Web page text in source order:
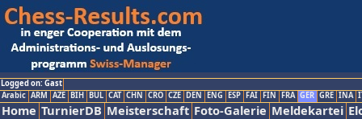
Logged on: Gast
Arabic ARM AZE BIH BUL CAT CHN CRO CZE DEN ENG ESP FAI FIN FRA GER GRE INA
Home TurnierDB Meisterschaft Foto-Galerie Meldekartei